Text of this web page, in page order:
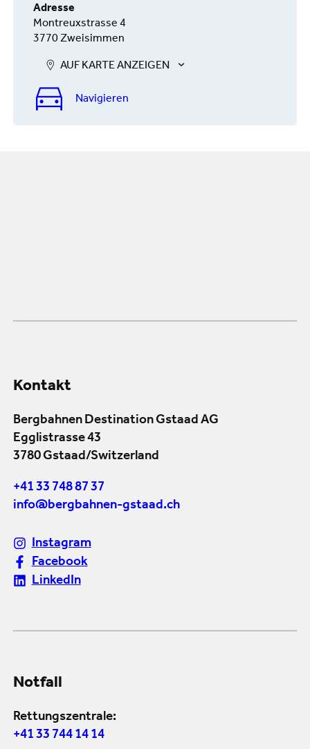
Adresse
Montreuxstrasse 4
3770 Zweisimmen
AUF KARTE ANZEIGEN
Navigieren
Kontakt
Bergbahnen Destination Gstaad AG
Egglistrasse 43
3780 Gstaad/Switzerland
+41 33 748 87 37
info@bergbahnen-gstaad.ch
Instagram
Facebook
LinkedIn
Notfall
Rettungszentrale:
+41 33 744 14 14